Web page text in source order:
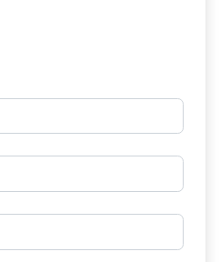
passeggero
Alpine
copertura di rete;